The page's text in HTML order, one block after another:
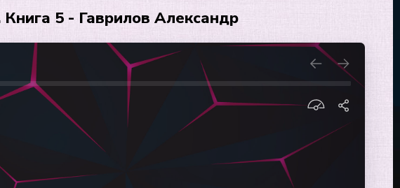
5 - Гаврилов Александр